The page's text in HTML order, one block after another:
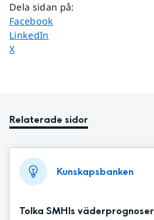
Dela sidan på:
Dela sidan på
Facebook
Dela sidan på
LinkedIn
Dela sidan på
X
Relaterade sidor
Kunskapsbanken
Tolka SMHIs väderprognoser